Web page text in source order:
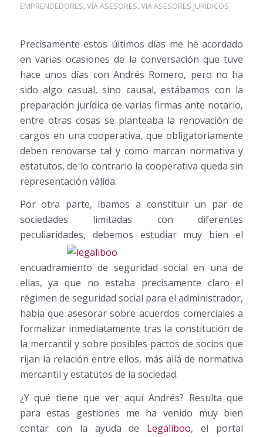
EMPRENDEDORES,VÍA ASESORES,VIA ASESORES JURÍDICOS
Precisamente estos últimos días me he acordado
en varias ocasiones de la conversación que tuve
hace unos días con Andrés Romero, pero no ha
sido algo casual, sino causal, estábamos con la
preparación jurídica de varias firmas ante notario,
entre otras cosas se planteaba la renovación de
cargos en una cooperativa, que obligatoriamente
deben renovarse tal y como marcan normativa y
estatutos, de lo contrario la cooperativa queda sin
representación válida.
Por otra parte, íbamos a constituir un par de
sociedades limitadas con diferentes
peculiaridades, debemos estudiarmuy bien el
encuadramiento de seguridad social en una de
ellas, ya que no estaba precisamente claro el
régimen de seguridad social para el administrador,
había que asesorar sobre acuerdos comerciales a
formalizar inmediatamente tras la constitución de
la mercantil y sobre posibles pactos de socios que
rijan la relación entre ellos, más allá de normativa
mercantil y estatutos de la sociedad.
¿Y qué tiene que ver aquí Andrés? Resulta que
para estas gestiones me ha venido muy bien
contar con la ayuda de Legaliboo, el portal